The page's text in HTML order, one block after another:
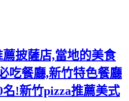
披薩店,當地的美食
吃餐廳,新竹特色餐廳
!新竹pizza推薦美式